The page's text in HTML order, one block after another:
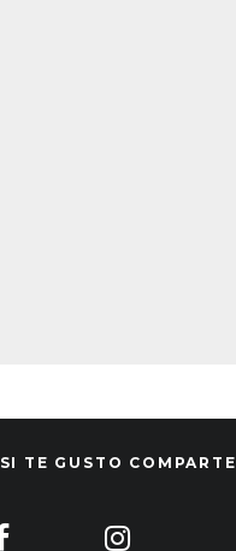
SI TE GUSTO COMPARTE